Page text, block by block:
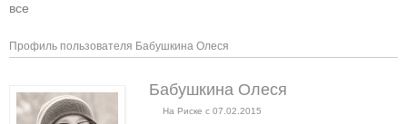
все
Профиль пользователя Бабушкина Олеся
Бабушкина Олеся
На Риске с 07.02.2015